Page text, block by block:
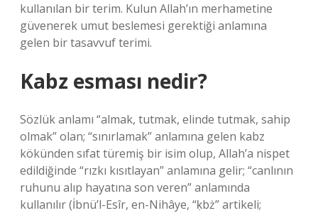
kullanılan bir terim. Kulun Allah’ın merhametine
güvenerek umut beslemesi gerektiği anlamına
gelen bir tasavvuf terimi.
Kabz esması nedir?
Sözlük anlamı “almak, tutmak, elinde tutmak, sahip
olmak” olan; “sınırlamak” anlamına gelen kabz
kökünden sıfat türemiş bir isim olup, Allah’a nispet
edildiğinde “rızkı kısıtlayan” anlamına gelir; “canlının
ruhunu alıp hayatına son veren” anlamında
kullanılır (İbnü’l-Esîr, en-Nihâye, “ḳbż” artikeli;